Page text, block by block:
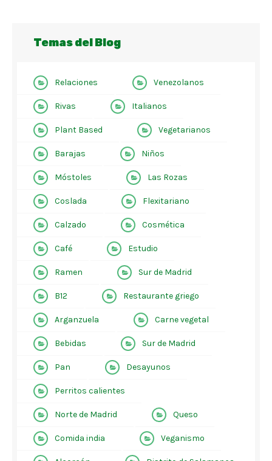
Temas del Blog
Relaciones Venezolanos
Rivas Italianos
Plant Based Vegetarianos
Barajas Niños
Móstoles Las Rozas
Coslada Flexitariano
Calzado Cosmética
Café Estudio
Ramen Sur de Madrid
B12 Restaurante griego
Arganzuela Carne vegetal
Bebidas Sur de Madrid
Pan Desayunos
Perritos calientes
Norte de Madrid Queso
Comida india Veganismo